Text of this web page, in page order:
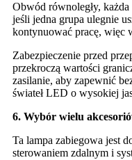
Obwód równoległy, każda
jeśli jedna grupa ulegnie
kontynuować pracę, więc
Zabezpieczenie przed
przekroczą wartości
zasilanie, aby zapewnić
świateł LED o wysokiej
6. Wybór wielu
Ta lampa zabiegowa jest
sterowaniem zdalnym i